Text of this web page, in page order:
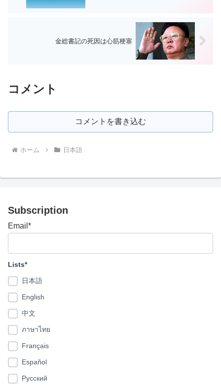
金総書記の死因は心筋梗塞
コメント
コメントを書き込む
ホーム 日本語
Subscription
Email*
Lists*
日本語
English
中文
ภาษาไทย
Français
Español
Pусский